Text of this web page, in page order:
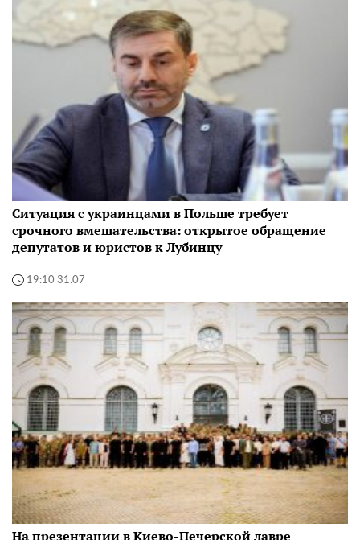
Ситуация с украинцами в Польше требует
срочного вмешательства: открытое обращение
депутатов и юристов к Лубинцу
19:10 31.07
На презентации в Киево-Печерской лавре